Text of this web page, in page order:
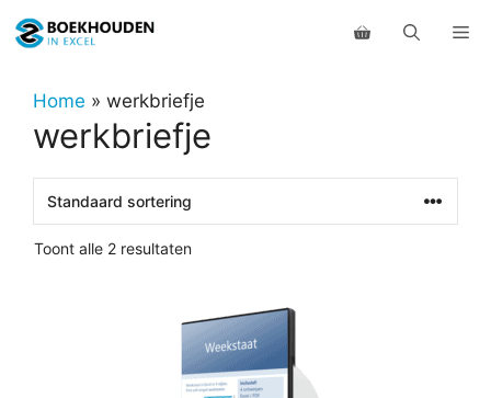
naar
inhoudHome » werkbriefje
werkbriefje
Toont alle 2 resultaten